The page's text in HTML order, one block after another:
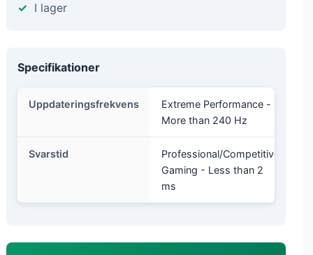
I lager
Specifikationer
Uppdateringsfrekvens
Extreme Performance -
More than 240 Hz
Svarstid
Professional/Competitive
Gaming - Less than 2
ms